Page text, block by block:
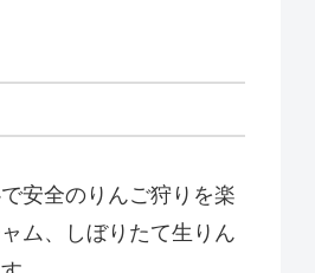
安全のりんご狩りを楽
ム、しぼりたて生りん